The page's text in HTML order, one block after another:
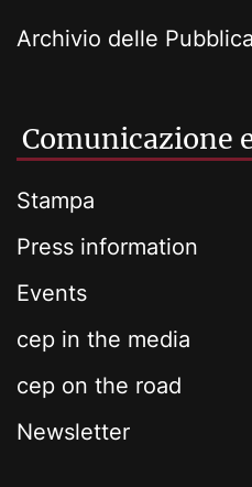
Archivio delle
Comunicazione
Stampa
Press information
Events
cep in the media
cep on the road
Newsletter